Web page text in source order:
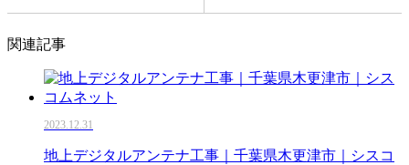
関連記事
2023.12.31
地上デジタルアンテナ工事｜千葉県木更津市｜シスコ